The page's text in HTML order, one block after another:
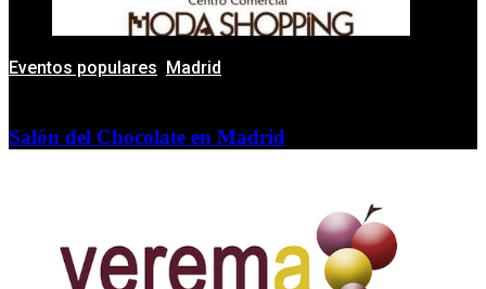
Eventos populares Madrid
Salón del Chocolate en Madrid